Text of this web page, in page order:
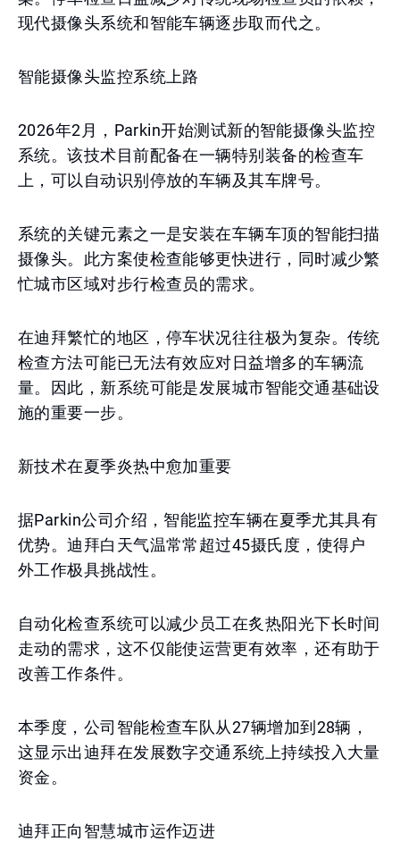
现代摄像头系统和智能车辆逐步取而代之。
智能摄像头监控系统上路
2026年2月，Parkin开始测试新的智能摄像头监控
系统。该技术目前配备在一辆特别装备的检查车
上，可以自动识别停放的车辆及其车牌号。
系统的关键元素之一是安装在车辆车顶的智能扫描
摄像头。此方案使检查能够更快进行，同时减少繁
忙城市区域对步行检查员的需求。
在迪拜繁忙的地区，停车状况往往极为复杂。传统
检查方法可能已无法有效应对日益增多的车辆流
量。因此，新系统可能是发展城市智能交通基础设
施的重要一步。
新技术在夏季炎热中愈加重要
据Parkin公司介绍，智能监控车辆在夏季尤其具有
优势。迪拜白天气温常常超过45摄氏度，使得户
外工作极具挑战性。
自动化检查系统可以减少员工在炙热阳光下长时间
走动的需求，这不仅能使运营更有效率，还有助于
改善工作条件。
本季度，公司智能检查车队从27辆增加到28辆，
这显示出迪拜在发展数字交通系统上持续投入大量
资金。
迪拜正向智慧城市运作迈进